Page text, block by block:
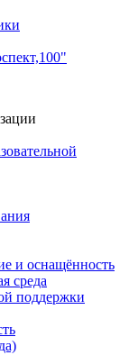
и оснащённость
среда
поддержки